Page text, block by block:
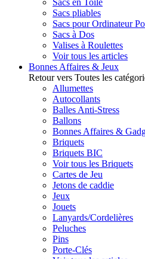
Sacs en Toile
Sacs pliables
Sacs pour Ordinateur
Sacs à Dos
Valises à Roulettes
Voir tous les articles
Bonnes Affaires & Jeux
Retour vers Toutes les
Allumettes
Autocollants
Balles Anti-Stress
Ballons
Bonnes Affaires &
Briquets
Briquets BIC
Voir tous les Briquets
Cartes de Jeu
Jetons de caddie
Jeux
Jouets
Lanyards/Cordelières
Peluches
Pins
Porte-Clés